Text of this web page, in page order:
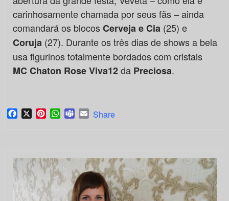
carinhosamente chamada por seus fãs – ainda
comandará os blocosCerveja e Cia (25) e
Coruja (27). Durante os três dias de shows a bela
usa figurinos totalmente bordados com cristais
MC Chaton Rose Viva12da Preciosa.
Facebook
X PinterestWhatsApp
TeamsEmail
Share